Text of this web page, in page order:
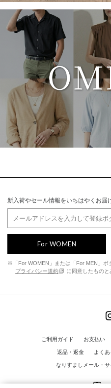
新入荷やセール情報をいちはやくお届
For WOMEN
※「For WOMEN」または「For MEN」ボ
プライバシー規約
に同意したものと
ご利用ガイド お支払い
返品・返金 よく
なりすましメール・